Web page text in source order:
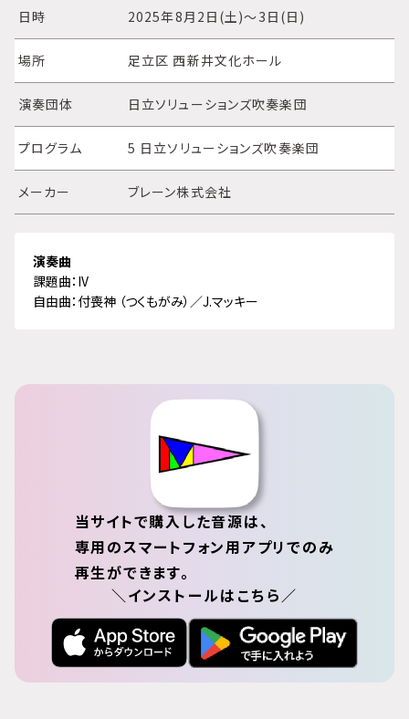
日時 2025年8月2日(土)～3日(日)
場所 足立区 西新井文化ホール
演奏団体 日立ソリューションズ吹奏楽団
プログラム 5 日立ソリューションズ吹奏楽団
メーカー ブレーン株式会社
演奏曲
課題曲：IV
自由曲：付喪神 （つくもがみ）／J.マッキー
当サイトで購入した音源は、
専用のスマートフォン用アプリでのみ
再生ができます。
＼インストールはこちら／